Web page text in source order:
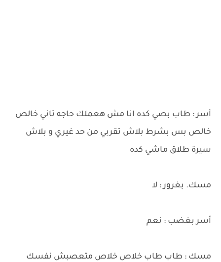
أسر : طاب بصي كده انا مش هعملك حاجه تاني خالص
خالص بس بشرط بلاش تقربي من حد غيري و بلاش
سيرة طلاق ماشي كده
مسك. بغرور : لا
أسر بغضب : نعم
مسك : طاب طاب خلاص خلاص متعصبش نفسك